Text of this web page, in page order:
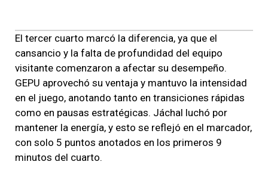
El tercer cuarto marcó la diferencia, ya que el
cansancio y la falta de profundidad del equipo
visitante comenzaron a afectar su desempeño.
GEPU aprovechó su ventaja y mantuvo la intensidad
en el juego, anotando tanto en transiciones rápidas
como en pausas estratégicas. Jáchal luchó por
mantener la energía, y esto se reflejó en el marcador,
con solo 5 puntos anotados en los primeros 9
minutos del cuarto.